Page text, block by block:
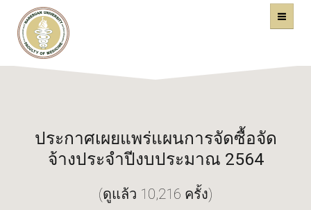
คณะแพทยศาสตร์
ประกาศเผยแพร่แผนการจัดซื้อจัด
จ้างประจำปีงบประมาณ 2564
(ดูแล้ว 10,216 ครั้ง)